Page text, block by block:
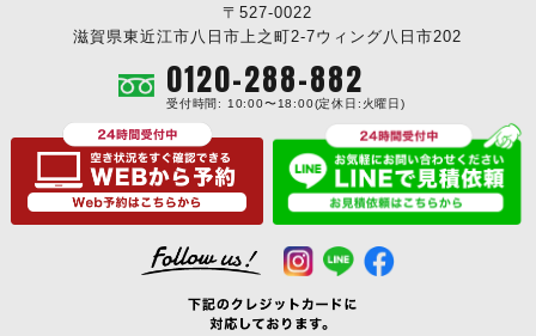
〒527-0022
滋賀県東近江市八日市上之町2-7ウィング八日市202
0120-288-882
受付時間: 10:00〜18:00(定休日:火曜日)